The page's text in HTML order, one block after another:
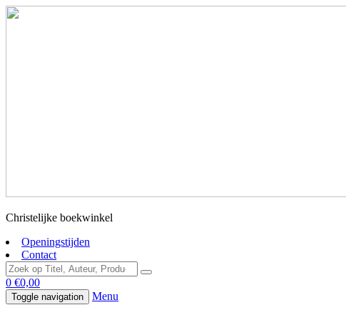
Christelijke boekwinkel
Openingstijden
Contact
0 €0,00
Toggle navigation Menu